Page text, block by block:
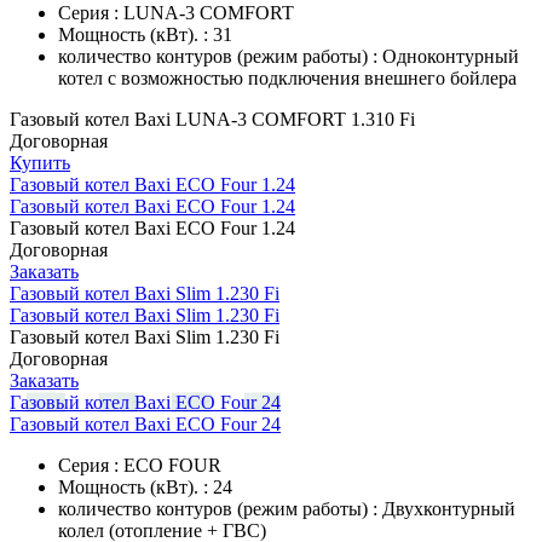
Серия : LUNA-3 COMFORT
Мощность (кВт). : 31
количество контуров (режим работы) : Одноконтурный
котел с возможностью подключения внешнего бойлера
Газовый котел Baxi LUNA-3 COMFORT 1.310 Fi
Договорная
Купить
Газовый котел Baxi ECO Four 1.24
Газовый котел Baxi ECO Four 1.24
Газовый котел Baxi ECO Four 1.24
Договорная
Заказать
Газовый котел Baxi Slim 1.230 Fi
Газовый котел Baxi Slim 1.230 Fi
Газовый котел Baxi Slim 1.230 Fi
Договорная
Заказать
Газовый котел Baxi ECO Four 24
Газовый котел Baxi ECO Four 24
Серия : ECO FOUR
Мощность (кВт). : 24
количество контуров (режим работы) : Двухконтурный
колел (отопление + ГВС)